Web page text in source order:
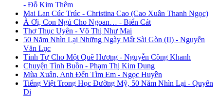
- Đỗ Kim Thêm
Mai Lan Cúc Trúc - Christina Cao (Cao Xuân Thanh Ngọc)
À Ơi, Con Ngủ Cho Ngoan… - Biển Cát
Thơ Thục Uyên - Võ Thị Như Mai
50 Năm Nhìn Lại Những Ngày Mất Sài Gòn (II) - Nguyễn
Văn Lục
Tình Tự Cho Một Quê Hương - Nguyễn Công Khanh
Chuyện Tình Buồn - Phạm Thị Kim Dung
Mùa Xuân, Anh Đến Tìm Em - Ngọc Huyền
Tiếng Việt Trong Học Đường Mỹ, 50 Năm Nhìn Lại - Quyên
Di